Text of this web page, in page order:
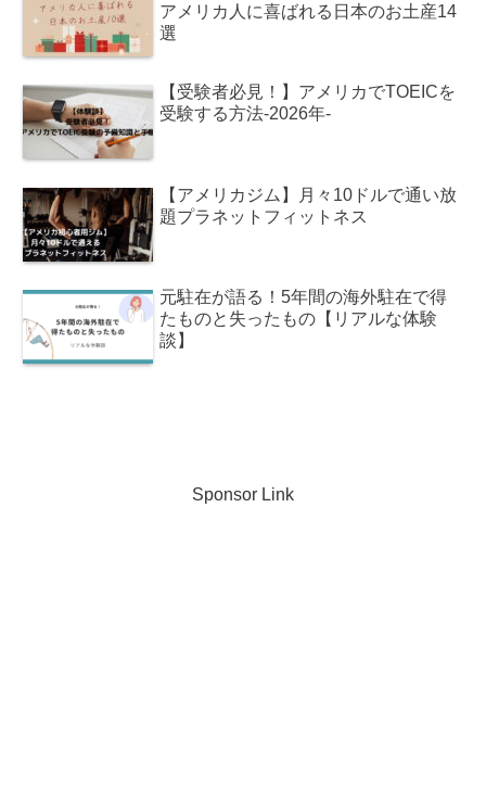
アメリカ人に喜ばれる日本のお土産14
選
【受験者必見！】アメリカでTOEICを
受験する方法-2026年-
【アメリカジム】月々10ドルで通い放
題プラネットフィットネス
元駐在が語る！5年間の海外駐在で得
たものと失ったもの【リアルな体験
談】
Sponsor Link